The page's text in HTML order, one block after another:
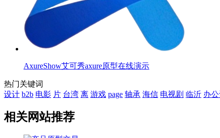
AxureShow艾可秀axure原型在线演示
热门关键词
设计 b2b 电影 片 台湾 离 游戏 page 轴承 海信 电视剧 临沂 办
相关网站推荐